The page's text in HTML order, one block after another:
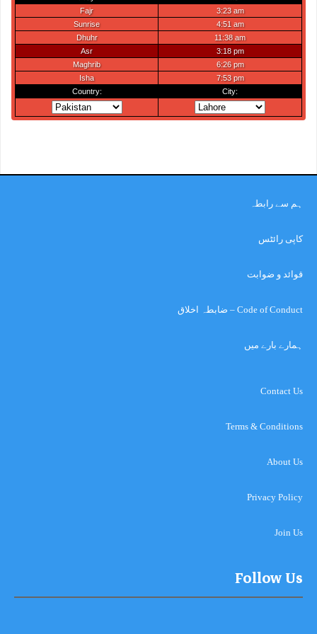
ہم سے رابطہ
کاپی رائٹس
قوائد و ضوابت
Code of Conduct – ضابطہ اخلاق
ہمارے بارے میں
Contact Us
Terms & Conditions
About Us
Privacy Policy
Join Us
Follow Us